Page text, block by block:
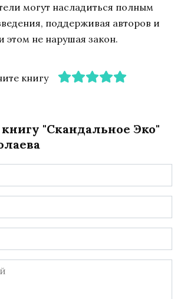
могут насладиться полным
поддерживая авторов и
этом не нарушая закон.
книгу
"Скандальное Эко"